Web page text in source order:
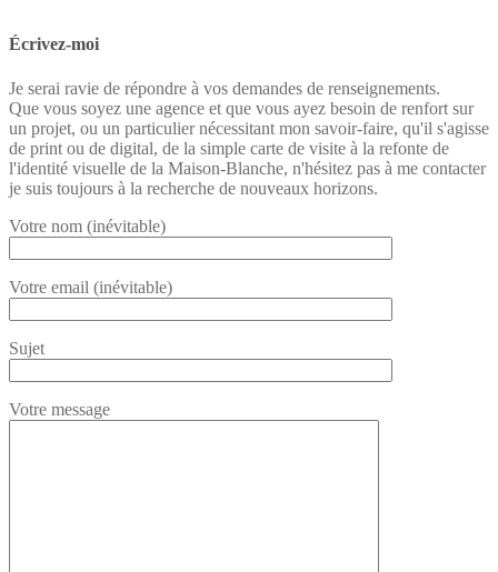
Écrivez-moi
Je serai ravie de répondre à vos demandes de renseignements.
Que vous soyez une agence et que vous ayez besoin de renfort sur
un projet, ou un particulier nécessitant mon savoir-faire, qu'il s'agisse
de print ou de digital, de la simple carte de visite à la refonte de
l'identité visuelle de la Maison-Blanche, n'hésitez pas à me contacter
je suis toujours à la recherche de nouveaux horizons.
Votre nom (inévitable)
Votre email (inévitable)
Sujet
Votre message